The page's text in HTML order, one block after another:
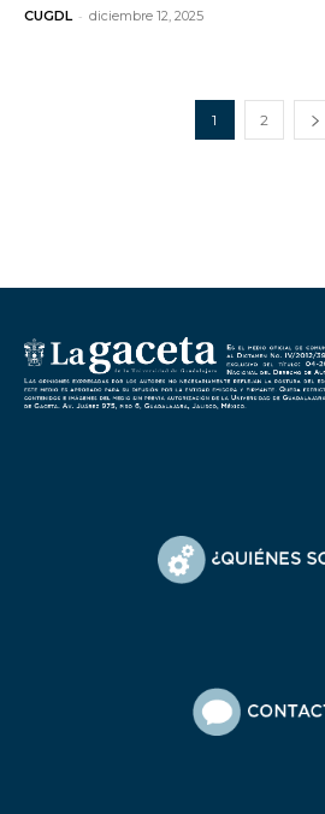
CUGDL - diciembre 12, 2025
1 2